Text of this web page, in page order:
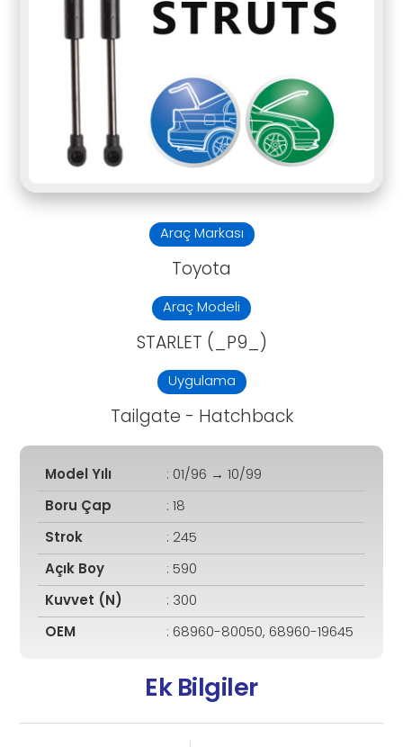
Araç Markası
Toyota
Araç Modeli
STARLET (_P9_)
Uygulama
Tailgate - Hatchback
Model Yılı : 01/96 → 10/99
Boru Çap : 18
Strok : 245
Açık Boy : 590
Kuvvet (N) : 300
OEM : 68960-80050, 68960-19645
Ek Bilgiler